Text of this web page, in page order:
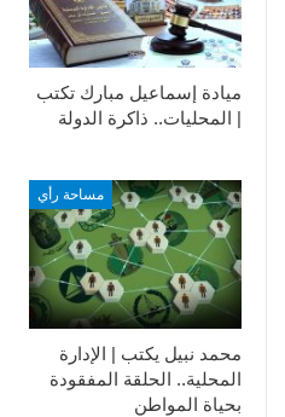
ميادة إسماعيل مبارك تكتب
| المحليات.. ذاكرة الدولة
مساحة رأي
محمد نبيل يكتب | الإدارة
المحلية.. الحلقة المفقودة
بحياة المواطن